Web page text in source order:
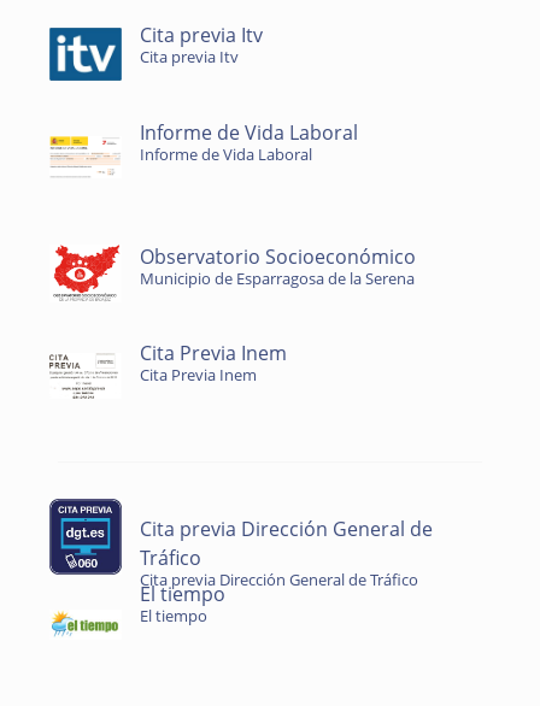
Cita previa Itv
Cita previa Itv
Informe de Vida Laboral
Informe de Vida Laboral
Observatorio Socioeconómico
Municipio de Esparragosa de la Serena
Cita Previa Inem
Cita Previa Inem
Cita previa Dirección General de
Tráfico
Cita previa Dirección General de Tráfico
El tiempo
El tiempo